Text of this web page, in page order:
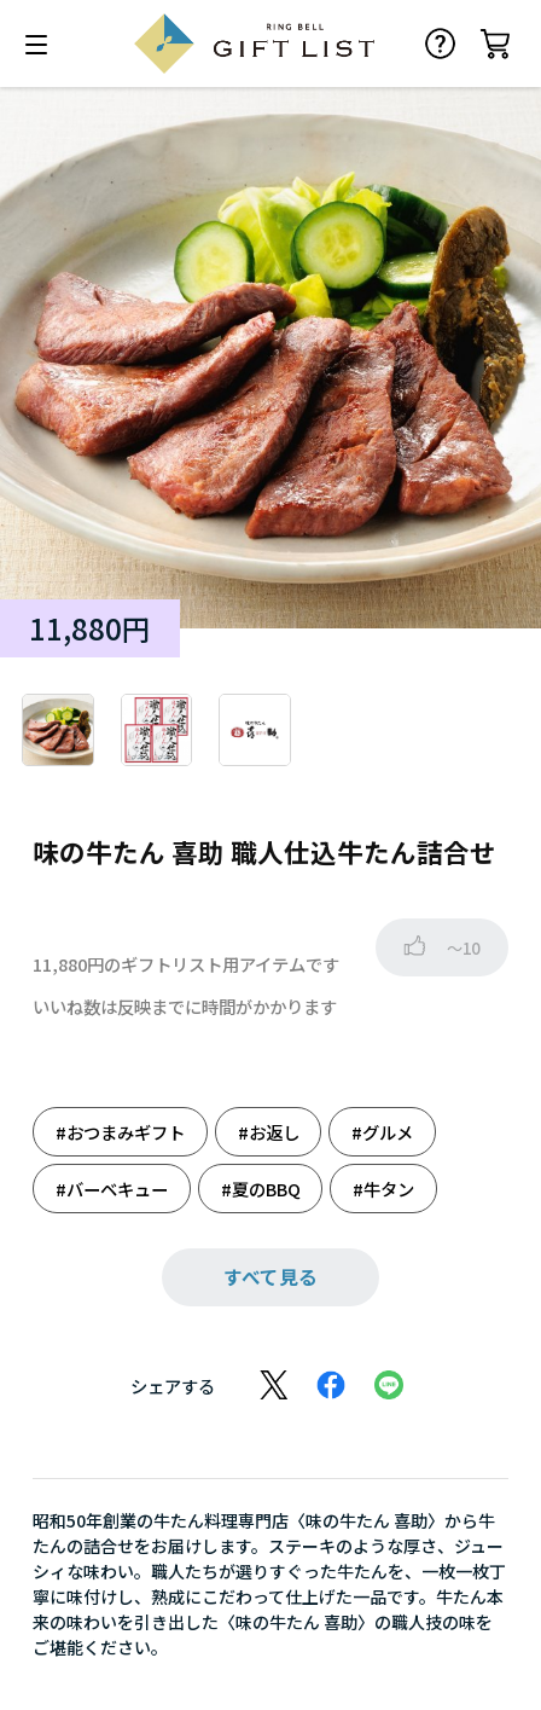
味の牛たん 喜助 職人仕込牛たん詰合せ
11,880円
11,880円のギフトリスト用アイテムです
～10
いいね数は反映までに時間がかかります
#おつまみギフト #お返し #グルメ
#バーベキュー #夏のBBQ #牛タン
すべて見る
シェアする
昭和50年創業の牛たん料理専門店〈味の牛たん 喜助〉から牛
たんの詰合せをお届けします。ステーキのような厚さ、ジュー
シィな味わい。職人たちが選りすぐった牛たんを、一枚一枚丁
寧に味付けし、熟成にこだわって仕上げた一品です。牛たん本
来の味わいを引き出した〈味の牛たん 喜助〉の職人技の味を
ご堪能ください。